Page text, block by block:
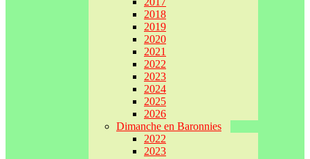
2018
2019
2020
2021
2022
2023
2024
2025
2026
Dimanche en Baronnies
2022
2023